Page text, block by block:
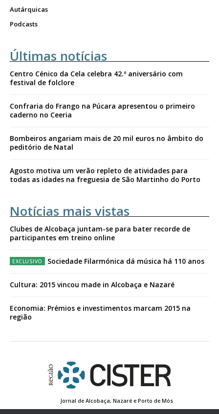
Autárquicas
Podcasts
Últimas notícias
Centro Cénico da Cela celebra 42.º aniversário com
festival de folclore
Confraria do Frango na Púcara apresentou o primeiro
caderno no Ceeria
Bombeiros angariam mais de 20 mil euros no âmbito do
peditório de Natal
Agosto motiva um verão repleto de atividades para
todas as idades na freguesia de São Martinho do Porto
Notícias mais vistas
Clubes de Alcobaça juntam-se para bater recorde de
participantes em treino online
Sociedade Filarmónica dá música há 110 anos
Cultura: 2015 vincou made in Alcobaça e Nazaré
Economia: Prémios e investimentos marcam 2015 na
região
Jornal de Alcobaça, Nazaré e Porto de Mós